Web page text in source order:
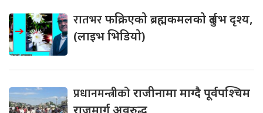
रातभरफक्रिएको ब्रह्मकमलको दुर्लभ दृश्य,
(लाइभ भिडियो)
प्रधानमन्त्रीकोराजीनामा माग्दै पूर्वपश्चिम